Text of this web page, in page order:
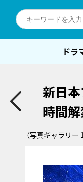
ドラ
新日
時間
（写真ギャラリー